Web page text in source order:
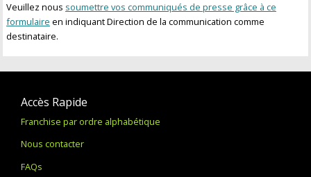
Veuillez nous soumettre vos communiqués de presse grâce à ce
formulaire en indiquant Direction de la communication comme
destinataire.
Accès Rapide
Franchise par ordre alphabétique
Nous contacter
FAQs